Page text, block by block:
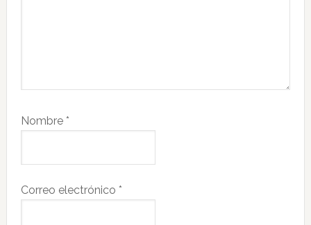
Nombre *
Correo electrónico *